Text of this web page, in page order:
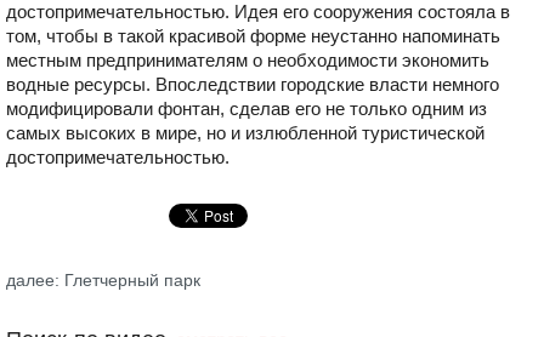
достопримечательностью. Идея его сооружения состояла в
том, чтобы в такой красивой форме неустанно напоминать
местным предпринимателям о необходимости экономить
водные ресурсы. Впоследствии городские власти немного
модифицировали фонтан, сделав его не только одним из
самых высоких в мире, но и излюбленной туристической
достопримечательностью.
далее: Глетчерный парк